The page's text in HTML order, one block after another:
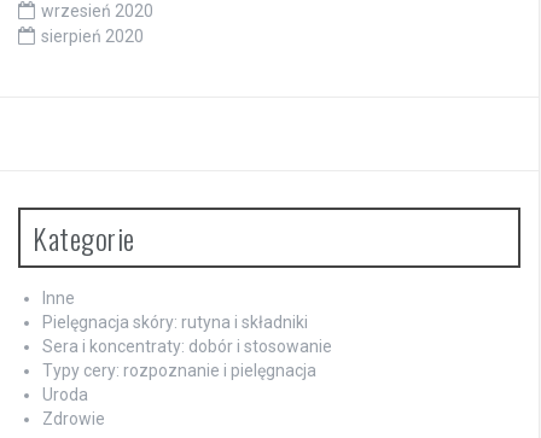
wrzesień 2020
sierpień 2020
Kategorie
Inne
Pielęgnacja skóry: rutyna i składniki
Sera i koncentraty: dobór i stosowanie
Typy cery: rozpoznanie i pielęgnacja
Uroda
Zdrowie